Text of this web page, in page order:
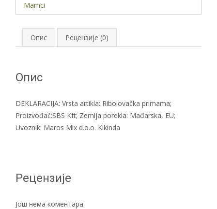
Mamci
Опис Рецензије (0)
Опис
DEKLARACIJA: Vrsta artikla: Ribolovačka primama;
Proizvođač:SBS Kft; Zemlja porekla: Mađarska, EU;
Uvoznik: Maros Mix d.o.o. Kikinda
Рецензије
Још нема коментара.